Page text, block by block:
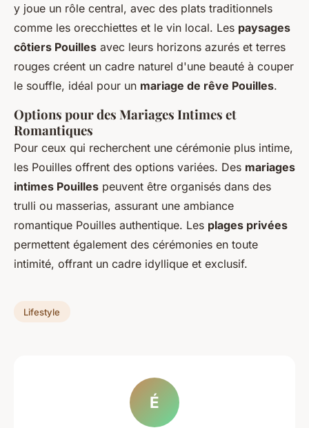
y joue un rôle central, avec des plats traditionnels
comme les orecchiettes et le vin local. Les paysages
côtiers Pouilles avec leurs horizons azurés et terres
rouges créent un cadre naturel d'une beauté à couper
le souffle, idéal pour un mariage de rêve Pouilles.
Options pour des Mariages Intimes et
Romantiques
Pour ceux qui recherchent une cérémonie plus intime,
les Pouilles offrent des options variées. Des mariages
intimes Pouilles peuvent être organisés dans des
trulli ou masserias, assurant une ambiance
romantique Pouilles authentique. Les plages privées
permettent également des cérémonies en toute
intimité, offrant un cadre idyllique et exclusif.
Lifestyle
É